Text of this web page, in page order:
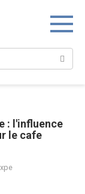
: l'influence
le cafe